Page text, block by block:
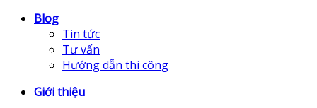
Blog
Tin tức
Tư vấn
Hướng dẫn thi công
Giới thiệu